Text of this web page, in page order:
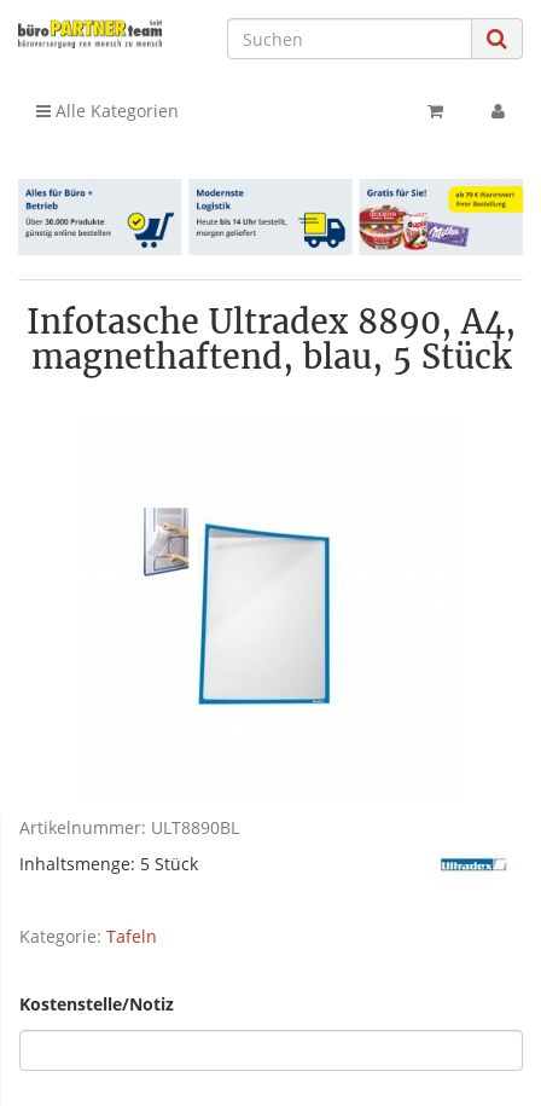
Alle Kategorien
Infotasche Ultradex 8890, A4,
magnethaftend, blau, 5 Stück
Artikelnummer: ULT8890BL
Inhaltsmenge: 5 Stück
Kategorie: Tafeln
Kostenstelle/Notiz